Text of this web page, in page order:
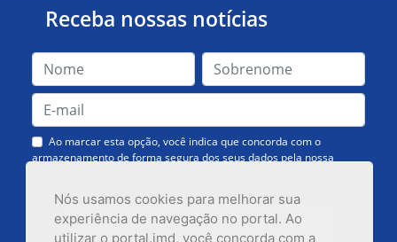
Nós usamos cookies para melhorar sua
experiência de navegação no portal. Ao
utilizar o portal.imd, você concorda com a
Receba nossas notícias
Ao marcar esta opção, você indica que concorda com o
armazenamento de forma segura dos seus dados pela nossa